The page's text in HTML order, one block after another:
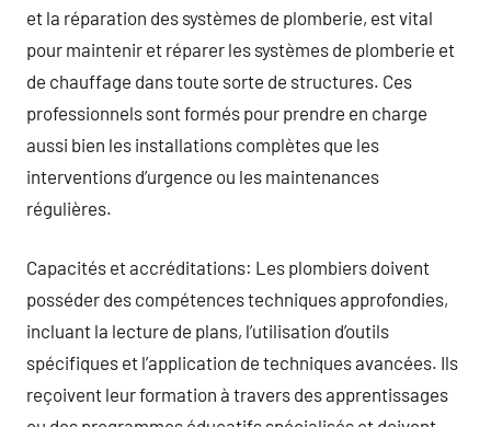
et la réparation des systèmes de plomberie, est vital
pour maintenir et réparer les systèmes de plomberie et
de chauffage dans toute sorte de structures. Ces
professionnels sont formés pour prendre en charge
aussi bien les installations complètes que les
interventions d’urgence ou les maintenances
régulières.
Capacités et accréditations: Les plombiers doivent
posséder des compétences techniques approfondies,
incluant la lecture de plans, l’utilisation d’outils
spécifiques et l’application de techniques avancées. Ils
reçoivent leur formation à travers des apprentissages